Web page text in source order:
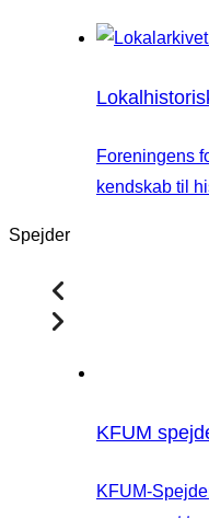
Foreningens
kendskab til
Spejder
KFUM
KFUM-